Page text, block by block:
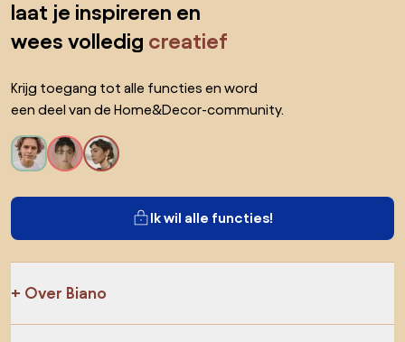
laat je inspireren en
wees volledig creatief
Krijg toegang tot alle functies en word
een deel van de Home&Decor-community.
Ik wil alle functies!
Over Biano